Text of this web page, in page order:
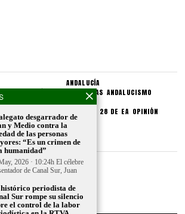
ANDALUCÍA
PROVINCIAS ANDALUCISMO
DIVULGUEA EXPLIQUEA LAS 28 DE EA OPINIÓN
desgarrador de
y Medio contra la
de las personas
“Es un crimen de
humanidad”
2026 · 10:24h El célebre
de Canal Sur, Juan
periodista de
Sur rompe su silencio
el control de la labor